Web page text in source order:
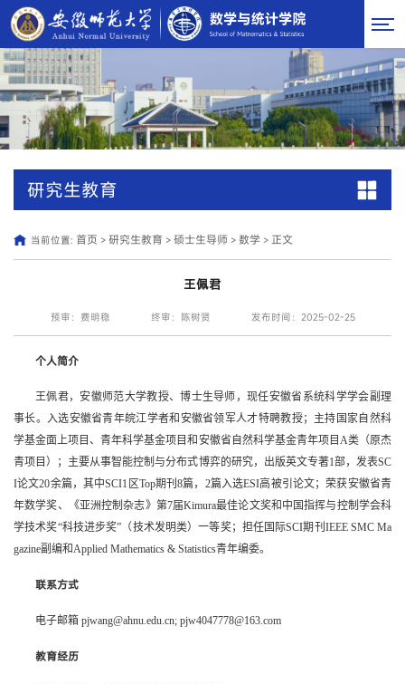
研究生教育
当前位置: 首页 > 研究生教育 > 硕士生导师 > 数学 > 正文
王佩君
预审：费明稳 终审：陈树贤 发布时间：2025-02-25
个人简介
王佩君，安徽师范大学教授、博士生导师，现任安徽省系统科学学会副理
事长。入选安徽省青年皖江学者和安徽省领军人才特聘教授；主持国家自然科
学基金面上项目、青年科学基金项目和安徽省自然科学基金青年项目 A类（原杰
青项目）；主要从事智能控制与分布式博弈的研究，出版英文专著1部，发表SC
I论文20余篇，其中SCI1区Top期刊8篇， 2篇入选ESI高被引论文；荣获安徽省青
年数学奖、《亚洲控制杂志》第7届Kimura最佳论文奖和中国指挥与控制学会科
学技术奖“科技进步奖”（技术发明类）一等奖；担任国际SCI期刊IEEE SMC Ma
gazine副编和 Applied Mathematics & Statistics青年编委。
联系方式
电子邮箱 pjwang@ahnu.edu.cn; pjw4047778@163.com
教育经历